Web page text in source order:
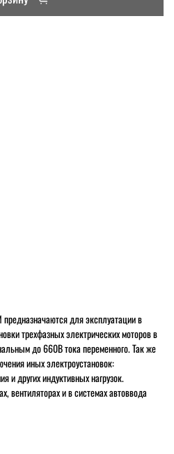
для эксплуатации в
трехфазных электрических моторов в
до 660В тока переменного. Так же
иных электроустановок:
и других индуктивных нагрузок.
вентиляторах и в системах автоввода